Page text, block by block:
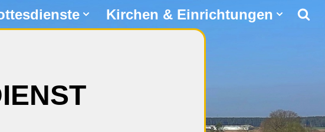
Kirchen & Einrichtungen